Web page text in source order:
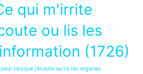
qui m'irrite
ou lis les
(1726)
lorsque j’écoute ou lis les organes